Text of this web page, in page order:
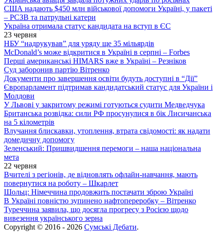
США надають $450 млн військової допомоги Україні, у пакеті
– РСЗВ та патрульні катери
Україна отримала статус кандидата на вступ в ЄС
23 червня
НБУ “надрукував” для уряду ще 35 мільярдів
McDonald’s може відкритися в Україні в серпні – Forbes
Перші американські HIMARS вже в Україні – Резніков
Суд заборонив партію Вітренко
Документи про завершення освіти будуть доступні в “Дії”
Європарламент підтримав кандидатський статус для України і
Молдови
У Львові у закритому режимі готуються судити Медведчука
Британська розвідка: сили РФ просунулися в бік Лисичанська
на 5 кілометрів
Влучання блискавки, утоплення, втрата свідомості: як надати
домедичну допомогу
Зеленський: Пришвидшення перемоги – наша національна
мета
22 червня
Вчителі з регіонів, де відновлять офлайн-навчання, мають
повернутися на роботу – Шкарлет
Шольц: Німеччина продовжить постачати зброю Україні
В Україні повністю зупинено нафтопереробку – Вітренко
Туреччина заявила, що досягла прогресу з Росією щодо
вивезення українського зерна
Copyright © 2016 - 2026 Сумські Дебати.